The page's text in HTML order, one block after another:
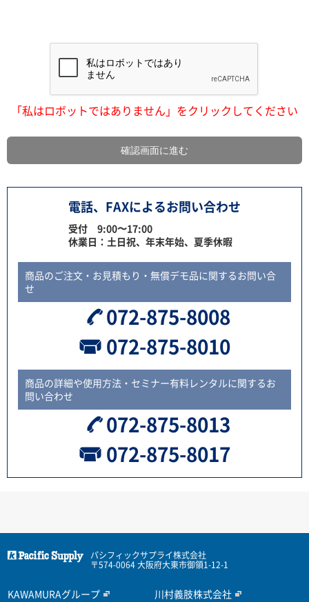
「私はロボットではありません」をクリックしてください
電話、FAXによるお問い合わせ
受付 9:00〜17:00
休業日：土日祝、年末年始、夏季休暇
商品のご注文・お見積もり・無償デモ品に関するお問い合
せ
072-875-8008
072-875-8010
商品の詳細や使用方法・セミナー有料レンタルに関するお
問い合わせ
072-875-8013
072-875-8017
パシフィックサプライ株式会社
〒574-0064 大阪府大東市御領1-12-1
KAWAMURAグループ 川村義肢株式会社